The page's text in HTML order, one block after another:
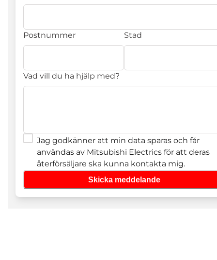
Postnummer Stad
Vad vill du ha hjälp med?
Jag godkänner att min data sparas och får
användas av Mitsubishi Electrics för att deras
återförsäljare ska kunna kontakta mig.
Skicka meddelande